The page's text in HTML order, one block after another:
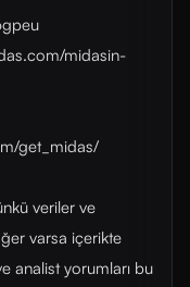
midasin-
get_midas/
veriler ve
varsa içerikte
analist yorumları bu